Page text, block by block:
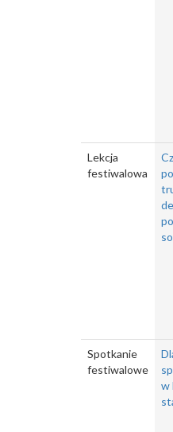
Lekcja
festiwalowa
Spotkanie
festiwalowe
w